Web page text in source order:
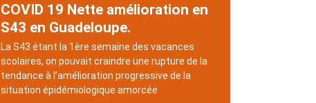
COVID 19 Nette amélioration en
S43 en Guadeloupe.
La S43 étant la 1ère semaine des vacances
scolaires, on pouvait craindre une rupture de la
tendance à l’amélioration progressive de la
situation épidémiologique amorcée